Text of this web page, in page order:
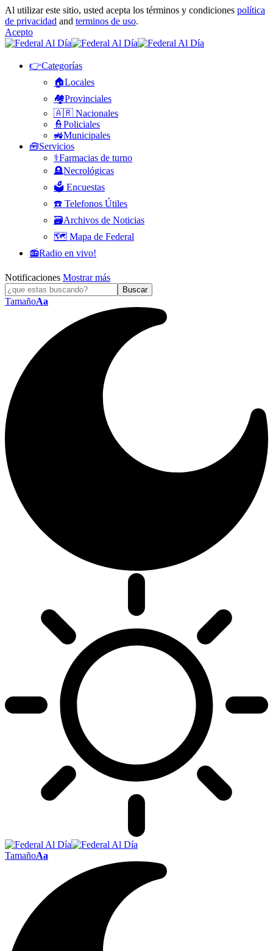
Al utilizar este sitio, usted acepta los términos y condiciones política
de privacidad and terminos de uso.
Acepto
👉Categorías
🏠Locales
🏘️Provinciales
🇦🇷 Nacionales
👮Policiales
🚜Municipales
🧰Servicios
⚕️Farmacias de turno
🪦Necrológicas
🗳️ Encuestas
☎️ Telefonos Útiles
🗃️Archivos de Noticias
🗺️ Mapa de Federal
📻Radio en vivo!
Notificaciones Mostrar más
TamañoAa
TamañoAa